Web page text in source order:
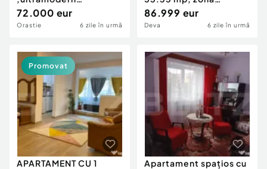
,Tehnologie Smart
72.000 eur
Orastie 6 zile în urmă
Ultracentral
86.999 eur
Deva 6 zile în urmă
APARTAMENT CU 1
Promovat
Apartament spațios cu